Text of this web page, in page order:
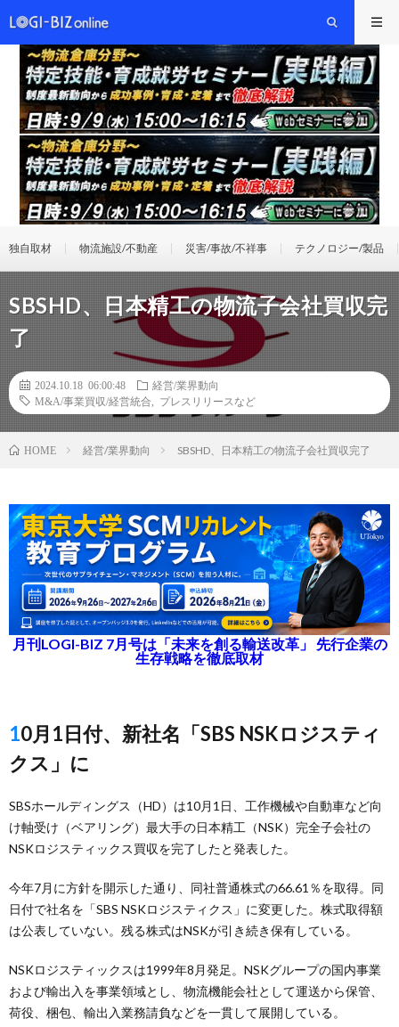
独自取材 物流施設/不動産 災害/事故/不祥事 テクノロジー/製品
SBSHD、日本精工の物流子会社買収完
了
2024.10.18 06:00:48
経営/業界動向
M&A/事業買収/経営統合
プレスリリースなど
HOME 経営/業界動向 SBSHD、日本精工の物流子会社買収完了
月刊LOGI-BIZ 7月号は「未来を創る輸送改革」 先行企業の
生存戦略を徹底取材
10月1日付、新社名「SBS NSKロジスティ
クス」に
SBSホールディングス（HD）は10月1日、工作機械や自動車など向
け軸受け（ベアリング）最大手の日本精工（NSK）完全子会社の
NSKロジスティックス買収を完了したと発表した。
今年7月に方針を開示した通り、同社普通株式の66.61％を取得。同
日付で社名を「SBS NSKロジスティクス」に変更した。株式取得額
は公表していない。残る株式はNSKが引き続き保有している。
NSKロジスティックスは1999年8月発足。NSKグループの国内事業
および輸出入を事業領域とし、物流機能会社として運送から保管、
荷役、梱包、輸出入業務請負などを一貫して展開している。